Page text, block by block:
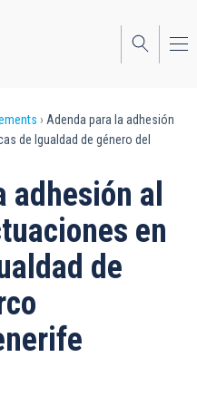
Adenda para la adhesión
de Igualdad de género del
adhesión al
en
de